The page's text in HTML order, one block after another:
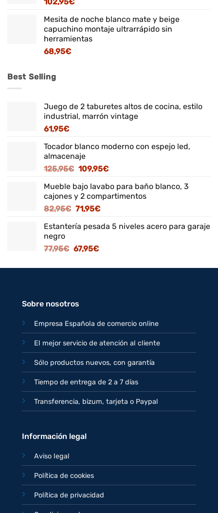
Mesita de noche blanco mate y beige
capuchino montaje ultrarrápido sin
herramientas
68,95€
Best Selling
Juego de 2 taburetes altos de cocina, estilo
industrial, marrón vintage
61,95€
Tocador blanco moderno con espejo led,
almacenaje
125,95€ El
original
era:
125,95€.
109,95€El
actual
es:
Mueble bajo lavabo para baño blanco, 3
cajones y 2 compartimentos
82,95€ El
original
82,95€.
71,95€El
actual
Estantería pesada 5 niveles acero para garaje
negro
77,95€ El
original
67,95€El
actual
Sobre nosotros
Empresa Española de comercio online
El mejor servicio de atención al cliente
Sólo productos nuevos, con garantía
Tiempo de entrega de 2 a 7 días
Transferencia, bizum, tarjeta o Paypal
Información legal
Aviso legal
Política de cookies
Política de privacidad